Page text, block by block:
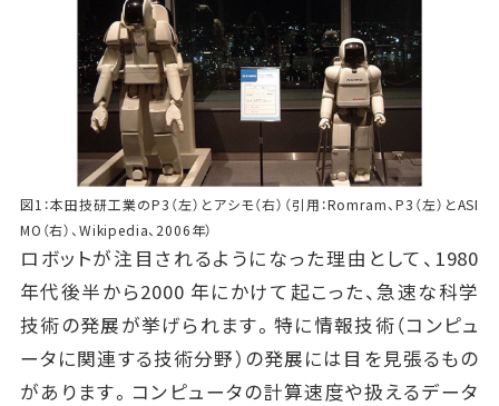
図1：本田技研工業のP3（左）とアシモ（右）（引用：Romram、P3（左）とASI
MO（右）、Wikipedia、2006年）
ロボットが注目されるようになった理由として、1980
年代後半から2000 年にかけて起こった、急速な科学
技術の発展が挙げられます。特に情報技術（コンピュ
ータに関連する技術分野）の発展には目を見張るもの
があります。コンピュータの計算速度や扱えるデータ